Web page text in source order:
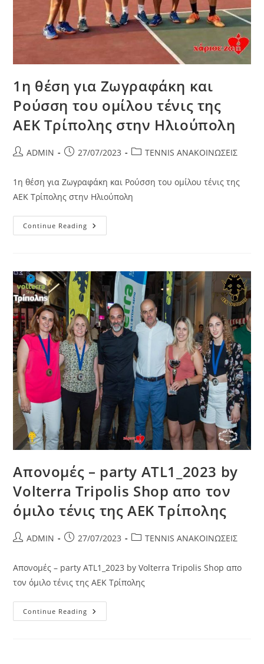
1η θέση για Ζωγραφάκη και
Ρούσση του ομίλου τένις της
ΑΕΚ Τρίπολης στην Ηλιούπολη
ADMIN 27/07/2023 TENNIS ΑΝΑΚΟΙΝΩΣΕΙΣ
1η θέση για Ζωγραφάκη και Ρούσση του ομίλου τένις της
ΑΕΚ Τρίπολης στην Ηλιούπολη
Continue Reading
Απονομές – party ATL1_2023 by
Volterra Tripolis Shop απο τον
όμιλο τένις της ΑΕΚ Τρίπολης
ADMIN 27/07/2023 TENNIS ΑΝΑΚΟΙΝΩΣΕΙΣ
Απονομές – party ATL1_2023 by Volterra Tripolis Shop απο
τον όμιλο τένις της ΑΕΚ Τρίπολης
Continue Reading